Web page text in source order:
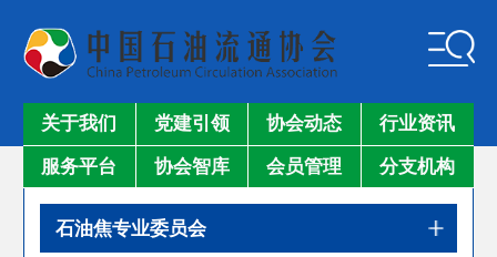
关于我们 党建引领 协会动态 行业资讯
服务平台 协会智库 会员管理 分支机构
石油焦专业委员会